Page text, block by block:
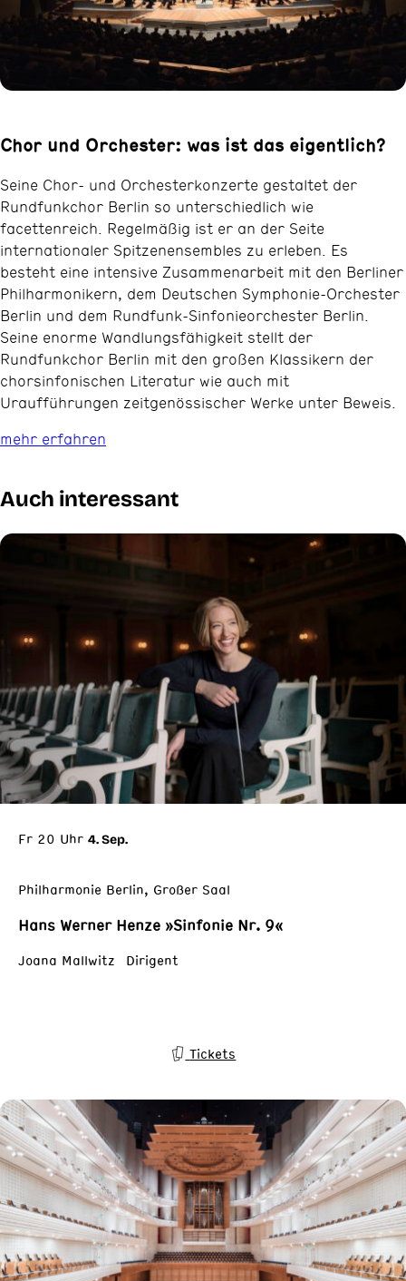
Chor und Orchester: was ist das eigentlich?
Seine Chor- und Orchesterkonzerte gestaltet der
Rundfunkchor Berlin so unterschiedlich wie
facettenreich. Regelmäßig ist er an der Seite
internationaler Spitzenensembles zu erleben. Es
besteht eine intensive Zusammenarbeit mit den Berliner
Philharmonikern, dem Deutschen Symphonie-Orchester
Berlin und dem Rundfunk-Sinfonieorchester Berlin.
Seine enorme Wandlungsfähigkeit stellt der
Rundfunkchor Berlin mit den großen Klassikern der
chorsinfonischen Literatur wie auch mit
Uraufführungen zeitgenössischer Werke unter Beweis.
mehr erfahren
Auch interessant
Fr 20 Uhr 4. Sep.
Philharmonie Berlin, Großer Saal
Hans Werner Henze »Sinfonie Nr. 9«
Joana Mallwitz Dirigent
Tickets